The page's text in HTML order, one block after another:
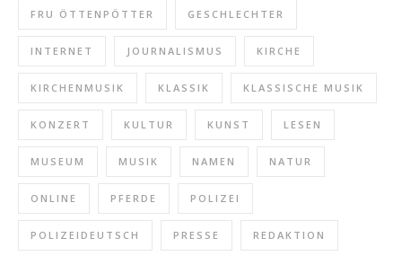
FRU ÖTTENPÖTTER GESCHLECHTER
INTERNET JOURNALISMUS KIRCHE
KIRCHENMUSIK KLASSIK KLASSISCHE MUSIK
KONZERT KULTUR KUNST LESEN
MUSEUM MUSIK NAMEN NATUR
ONLINE PFERDE POLIZEI
POLIZEIDEUTSCH PRESSE REDAKTION